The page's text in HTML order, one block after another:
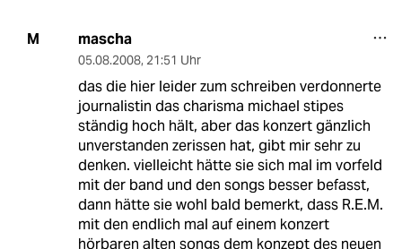
M mascha
05.08.2008, 21:51 Uhr
das die hier leider zum schreiben verdonnerte
journalistin das charisma michael stipes
ständig hoch hält, aber das konzert gänzlich
unverstanden zerissen hat, gibt mir sehr zu
denken. vielleicht hätte sie sich mal im vorfeld
mit der band und den songs besser befasst,
dann hätte sie wohl bald bemerkt, dass R.E.M.
mit den endlich mal auf einem konzert
hörbaren alten songs dem konzept des neuen